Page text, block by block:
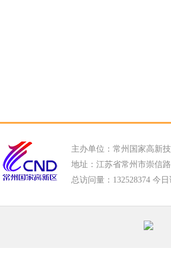
主办单位：常州国家高新
地址：江苏省常州市崇信
总访问量： 132528374 今日